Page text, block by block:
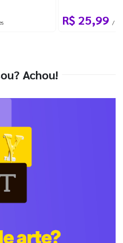
R$ 25,99 / 1
Achou!